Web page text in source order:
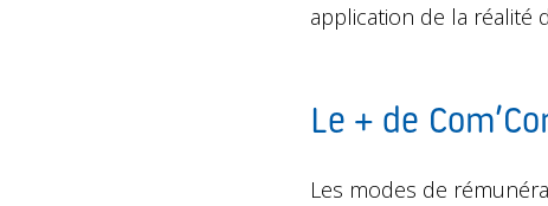
application de la réalité
Le + de
Les modes de